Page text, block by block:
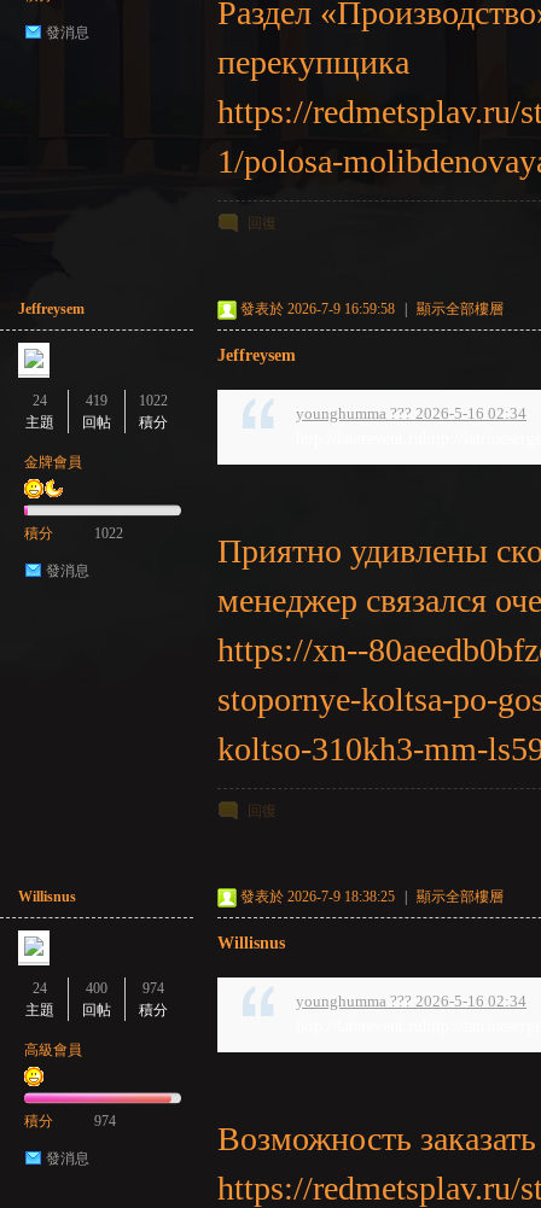
發消息
Раздел
перекупщика
https://redmetsplav.ru/
1/polosa-
回復
Jeffreysem
24
主題
419
回帖
1022
積分
金牌會員
積分 1022
發消息
發表於 2026-7-9 16:59:58 顯示全部樓層
Jeffreysem
younghumma ??? 2026-5-16 02:34
Приятно удивлены
менеджер связался
https://xn--
stopornye-koltsa-po-
koltso-310kh3-mm-
回復
Willisnus
24
主題
400
回帖
974
積分
高級會員
積分 974
發消息
發表於 2026-7-9 18:38:25 顯示全部樓層
Willisnus
younghumma ??? 2026-5-16 02:34
Возможность
https://redmetsplav.ru/